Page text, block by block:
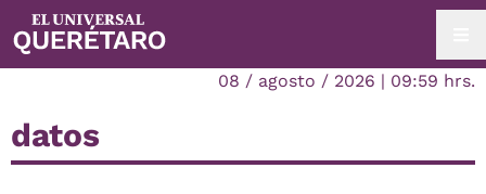
08 / agosto / 2026 | 09:59 hrs.
datos